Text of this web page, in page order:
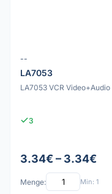
--
LA7053
LA7053 VCR
3
3.34€ – 3.34€
Menge: Min: 1